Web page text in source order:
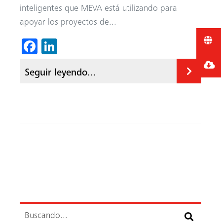
inteligentes que MEVA está utilizando para
apoyar los proyectos de...
Fa
b
ed
Seguir leyendo...
Buscar